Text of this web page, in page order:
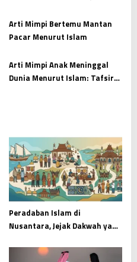
Arti Mimpi Bertemu Mantan
Pacar Menurut Islam
Arti Mimpi Anak Meninggal
Dunia Menurut Islam: Tafsir
Peradaban Islam di
Nusantara, Jejak Dakwah yang